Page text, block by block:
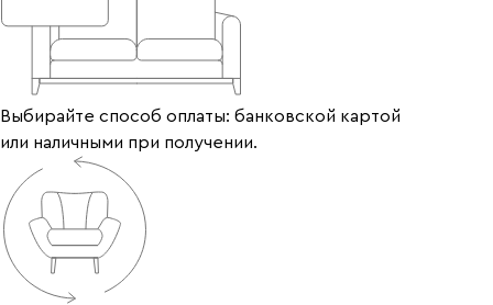
Выбирайте способ оплаты: банковской картой
или наличными при получении.